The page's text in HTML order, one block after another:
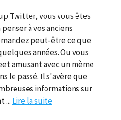
Twitter, vous vous êtes
à vos anciens
peut-être ce que
années. Ou vous
amusant avec un mème
le passé. Il s'avère que
informations sur
... Lire la suite